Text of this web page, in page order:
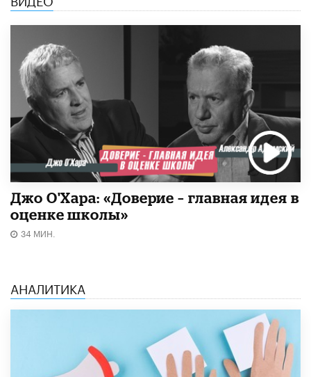
Джо О'Хара: «Доверие – главная идея в
оценке школы»
34 МИН.
АНАЛИТИКА